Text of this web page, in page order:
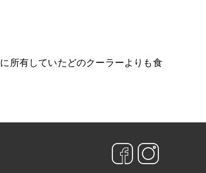
所有していたどのクーラーよりも食